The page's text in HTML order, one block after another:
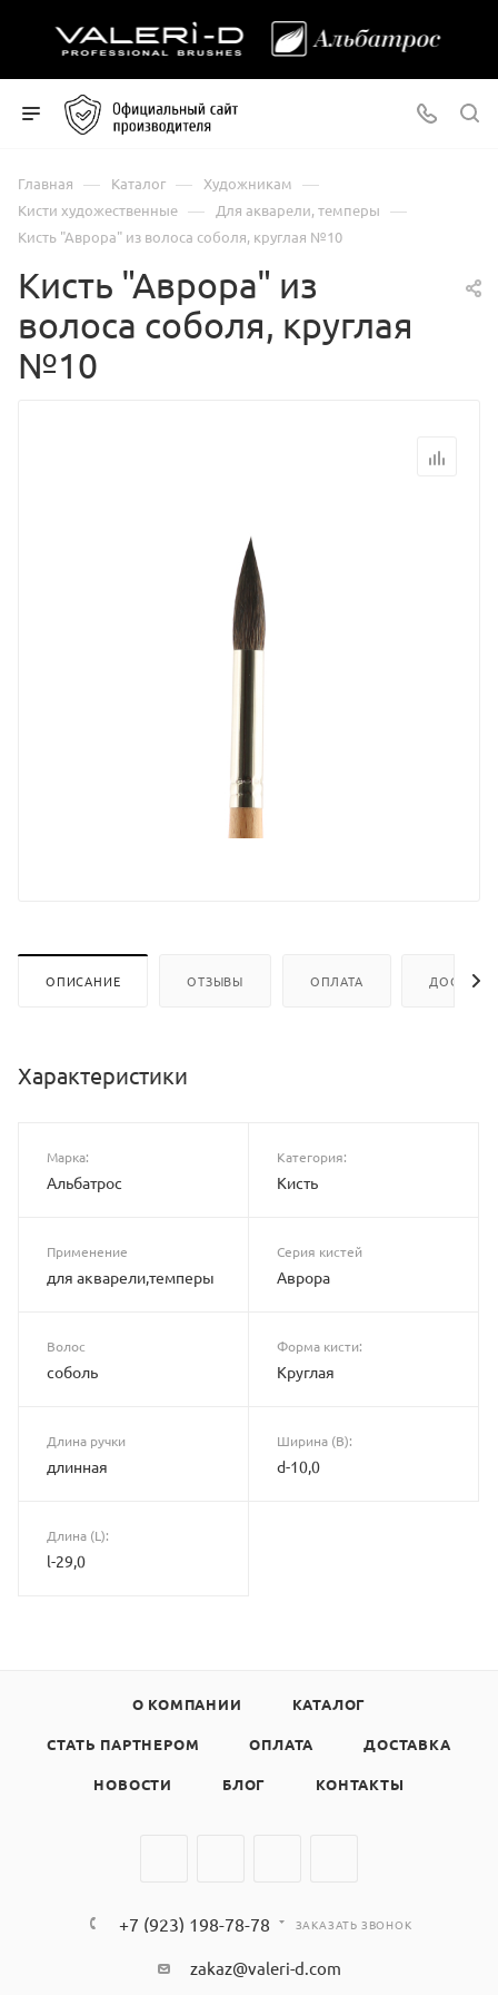
Главная — Каталог — Художникам —
Кисти художественные — Для акварели, темперы —
Кисть "Аврора" из волоса соболя, круглая №10
Кисть "Аврора" из
волоса соболя, круглая
№10
ОПИСАНИЕ ОТЗЫВЫ ОПЛАТА
Характеристики
Марка:
Альбатрос
Категория:
Кисть
Применение
для акварели,темперы
Серия кистей
Аврора
Волос
соболь
Форма кисти:
Круглая
Длина ручки
длинная
Ширина (B):
d-10,0
Длина (L):
l-29,0
О КОМПАНИИ КАТАЛОГ
СТАТЬ ПАРТНЕРОМ ОПЛАТА ДОСТАВКА
НОВОСТИ БЛОГ КОНТАКТЫ
+7 (923) 198-78-78 ЗАКАЗАТЬ ЗВОНОК
zakaz@valeri-d.com